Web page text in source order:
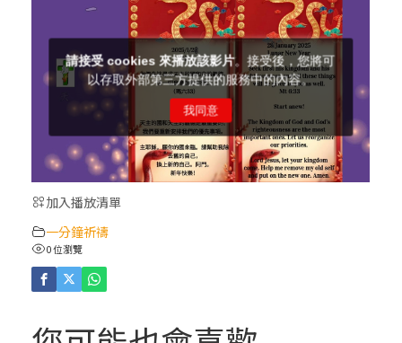
【信仰之旅】第十一集：「教 會」—林必能
神父
【信仰之旅】第十集：「逾越奧蹟」— 錢玲
珠老師
(5)黃敏正主教帶你做「四旬期避靜」—【逾
人相遇
加入播放清單
一分鐘祈禱
0 位瀏覽